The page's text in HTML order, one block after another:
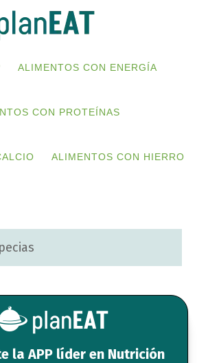
ALIMENTOS CON ENERGÍA
CON PROTEÍNAS
ALIMENTOS CON HIERRO
la APP líder en Nutrición